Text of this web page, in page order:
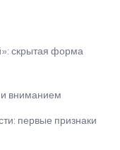
скрытая форма
и вниманием
первые признаки